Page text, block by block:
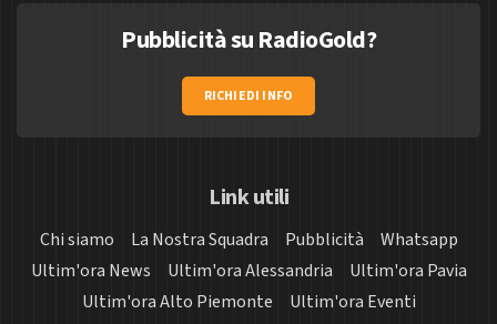
Pubblicità su RadioGold?
RICHIEDI INFO
Link utili
Chi siamo La Nostra Squadra Pubblicità
Whatsapp
Ultim'ora News
Ultim'ora Alessandria
Ultim'ora Pavia
Ultim'ora Alto Piemonte
Ultim'ora Eventi